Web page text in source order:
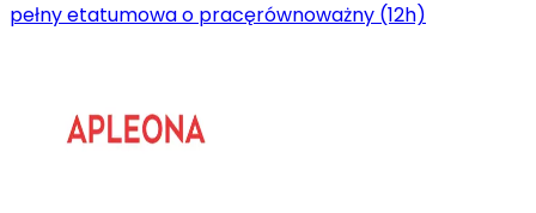
pełny etatumowa o pracęrównoważny (12h)